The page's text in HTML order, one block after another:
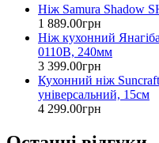
Ніж Samura Shadow
1 889.00грн
Ніж кухонний
0110B, 240мм
3 399.00грн
Кухонний ніж
універсальний, 15см
4 299.00грн